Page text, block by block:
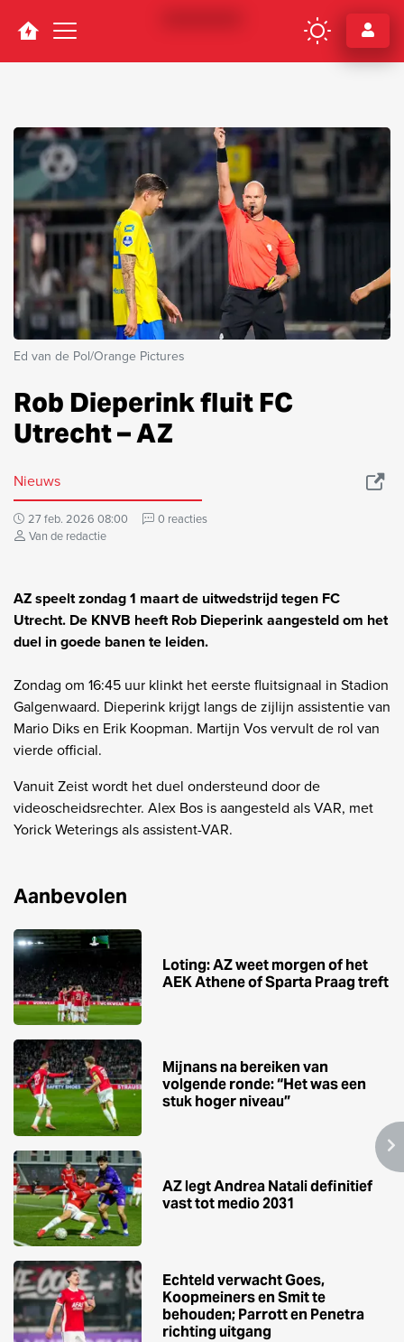
Navigation
Ed van de Pol/Orange Pictures
Rob Dieperink fluit FC
Utrecht – AZ
Nieuws
27 feb. 2026 08:00
0 reacties
Van de redactie
AZ speelt zondag 1 maart de uitwedstrijd tegen FC
Utrecht. De KNVB heeft Rob Dieperink aangesteld om het
duel in goede banen te leiden.
Zondag om 16:45 uur klinkt het eerste fluitsignaal in Stadion
Galgenwaard. Dieperink krijgt langs de zijlijn assistentie van
Mario Diks en Erik Koopman. Martijn Vos vervult de rol van
vierde official.
Vanuit Zeist wordt het duel ondersteund door de
videoscheidsrechter. Alex Bos is aangesteld als VAR, met
Yorick Weterings als assistent-VAR.
Aanbevolen
Loting: AZ weet morgen of het
AEK Athene of Sparta Praag treft
Mijnans na bereiken van
volgende ronde: “Het was een
stuk hoger niveau”
AZ legt Andrea Natali definitief
vast tot medio 2031
Echteld verwacht Goes,
Koopmeiners en Smit te
behouden; Parrott en Penetra
richting uitgang